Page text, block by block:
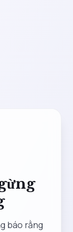
báo rằng